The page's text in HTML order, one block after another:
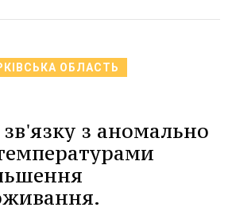
ОБЛАСТЬ
зв'язку з аномально